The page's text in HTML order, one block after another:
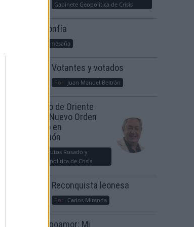
Gabinete Geopolítica de Crisis
Suelta y confía
María Comesaña
Votantes y votados
Por Juan Manuel Beltrán
El Conflicto de Oriente
Medio: Un Nuevo Orden
Autoritario en
Construcción
Álvaro Frutos Rosado y
Gabinete Geopolítica de Crisis
Reconquista leonesa
Por Carlos Miranda
Clara Campoamor: Mi